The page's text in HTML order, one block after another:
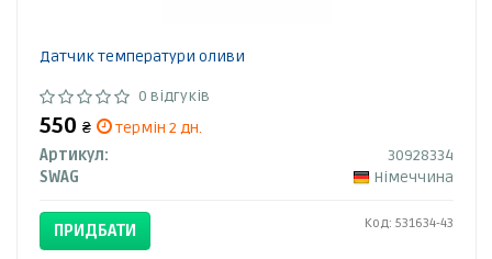
Датчик температури оливи
0 відгуків
550 ₴
термін 2 дн.
Артикул:
30928334
SWAG
Німеччина
ПРИДБАТИ Код: 531634-43